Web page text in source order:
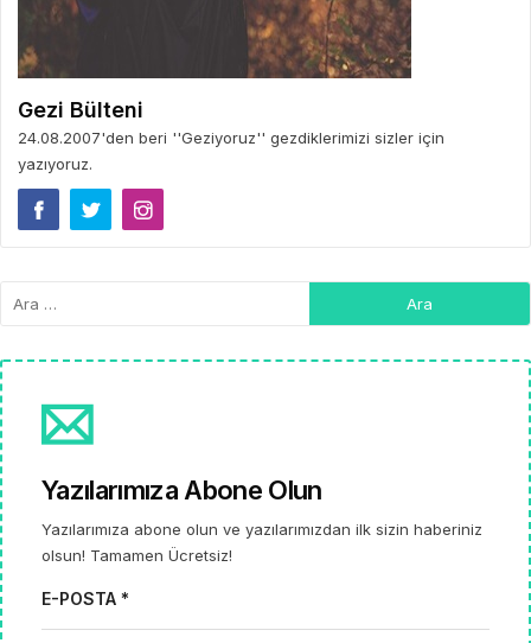
Gezi Bülteni
24.08.2007'den beri ''Geziyoruz'' gezdiklerimizi sizler için
yazıyoruz.
Yazılarımıza Abone Olun
Yazılarımıza abone olun ve yazılarımızdan ilk sizin haberiniz
olsun! Tamamen Ücretsiz!
E-POSTA *